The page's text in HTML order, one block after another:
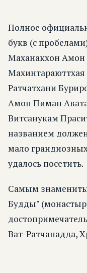
Полное
букв (с
Маханакхон Амон
Ратчатхани
Амон Пиман
Витсанукам
названием
мало
удалось посетить.
Самым
Будды"
Ват-Ратчанадда,